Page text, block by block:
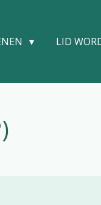
LID